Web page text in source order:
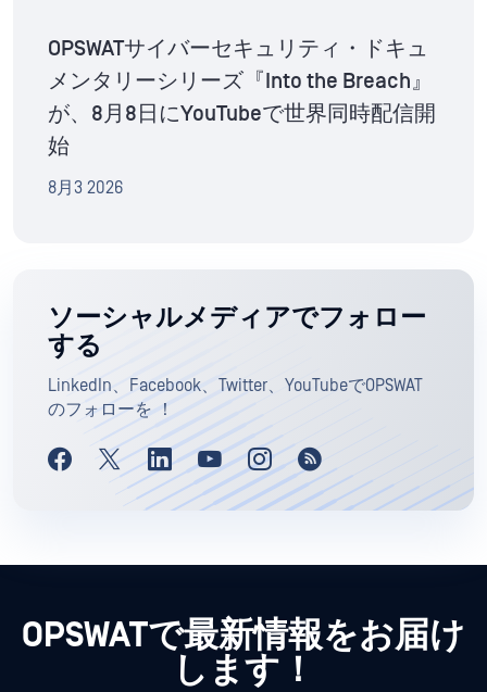
OPSWATサイバーセキュリティ・ドキュ
メンタリーシリーズ『Into the Breach』
が、8月8日にYouTubeで世界同時配信開
始
8月3 2026
ソーシャルメディアでフォロー
する
LinkedIn、Facebook、Twitter、YouTubeでOPSWAT
のフォローを ！
OPSWATで最新情報をお届け
します！